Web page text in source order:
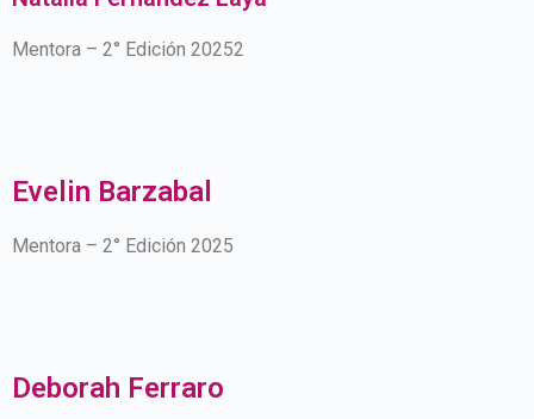
Mentora – 2° Edición 20252
Evelin Barzabal
Mentora – 2° Edición 2025
Deborah Ferraro